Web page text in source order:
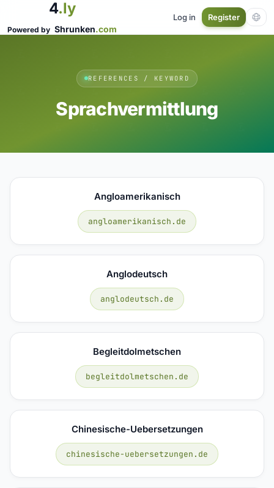
4.ly
Powered by Shrunken.com
Log in Register
REFERENCES / KEYWORD
Sprachvermittlung
Angloamerikanisch
angloamerikanisch.de
Anglodeutsch
anglodeutsch.de
Begleitdolmetschen
begleitdolmetschen.de
Chinesische-Uebersetzungen
chinesische-uebersetzungen.de